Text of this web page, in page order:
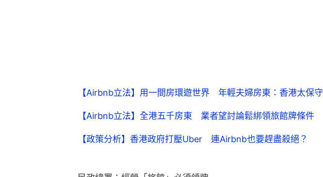
【Airbnb立法】用一間房環遊世界 年輕夫婦房東：香港太保守
【Airbnb立法】全港五千房東 業者望討論鬆綁領旅館牌條件
【政策分析】香港政府打壓Uber 連Airbnb也要趕盡殺絕？